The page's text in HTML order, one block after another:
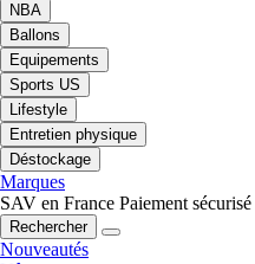
NBA
Ballons
Equipements
Sports US
Lifestyle
Entretien physique
Déstockage
Marques
SAV en France Paiement sécurisé
Rechercher
Nouveautés